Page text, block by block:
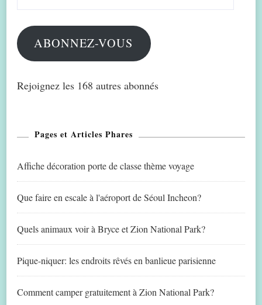
mail
ABONNEZ-VOUS
Rejoignez les 168 autres abonnés
Pages et Articles Phares
Affiche décoration porte de classe thème voyage
Que faire en escale à l'aéroport de Séoul Incheon?
Quels animaux voir à Bryce et Zion National Park?
Pique-niquer: les endroits rêvés en banlieue parisienne
Comment camper gratuitement à Zion National Park?